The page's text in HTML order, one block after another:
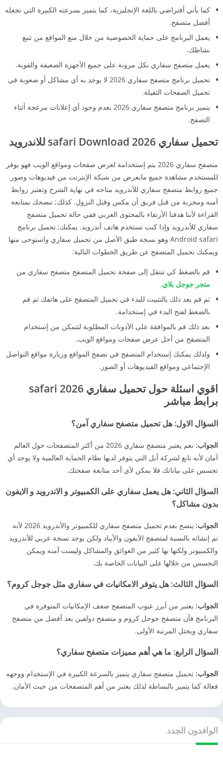
كما يأتي أفتراضي باللغة الإنجليزية، كما يتميز بسرعته الكبيرة التي تجعله
أفضل متصفح.
يعمل البرنامج على حماية الخصوصية من خلال منع المواقع من تتبع
نشاطك.
يعمل متصفح سفاري بكل مرونة على جميع الأجهزة الضعيفة والقوية.
تحميل برنامج متصفح سفاري 2026 لا يوجد به أي مشاكل أو صعوبة في
تحميل الصفحات الثقيلة.
يتميز برنامج متصفح سفاري 2026 بعدم وجود أي إعلانات مزعجة أثناء
التصفح.
تحميل سفاري 2026 safari Download للاندرويد
متصفح سفاري
2026 يتم إستخدامة لعرض صفحات ومواقع الويب فهو يوفر
للمستخدم مشاهدة جميع مايعرض من شبكة الإنترنت من فيديوهات وصور.
جميع روابط متصفح سفاري للأندرويد متاحه في نهاية الشرح وتعتبر روابط
آمنه ومجربة من قبل فريق أن مكس وقبل النزول. كذلك; ننصحك بمتابعة
القراءة لأننا هدفنا الأرتقاء بالمحتوى العربي ففي حالة تحميل متصفح
سفاري للأندرويد وإذا كنت تستخدم هاتف أندرويد. يمكنك; تحميل برنامج
Android safari وهو نسخة طبق الأصل من تحميل سفاري واستوحى منها
ويمكنك تحميل المتصفح عن طريق الخطوات التالية:
قم بالضغط كي تنتقل إلى صفحة تحميل المتصفح متصفح سفاري من
متجر جوجل بلاي.
ثم قم بعد ذلك بالتثبيت للبدء في تحميل المتصفح على هاتفك ثم قم
بالضغط لفتح البدء في إستخدامة.
بعد ذلك قم بالموافقة على الأذونات المطلوبة لتتمكن من إستخدام
المتصفح من أجل عرض صفحات ومواقع الويب.
ولذلك يمكنك إستخدام المتصفح في تصفح المواقع وزيارة مواقع التواصل
الإجتماعي ومواقع الفيديوهات أو الصور .
اقوي اسئلة حول تحميل سفاري 2026 safari
برابط مباشر
السؤال الاول: هل تحميل متصفح سفاري آمن؟
الجواب: نعم يعتبر متصفح سفاري 2026
من أكثر المتصفحات حول العالم
آمان لأنه تابع لشركة أبل التي يتوفر لديها نظام الحماية العالمية ولا يوجد أي
تجسس على بياناتك فلا يمكن لأي أحد متابعة صفحتك.
السؤال الثاني: هل يعمل سفاري على الكمبيوتر و الاندرويد و الايفون
بدون مشاكل؟
الجواب:
ينصح بعدم تحميل متصفح سفاري للكمبيوتر والأندرويد 2026 لأنه
تم إنشائه بالنسبة لمتصفح الآيفون والأيباد ولكن يوجد نسخة عربي للأندرويد
والكمبيوتر ولكنها بها كثير من العوائق والمشاكل وليست آمنه ويمكن
التجسس من خلالها على البيانات الخاصة بك.
السؤال الثالث: هل يتوفر الامكانيات في سفاري مثل جوجل كروم؟
الجواب: يعتبر من أبرز عيوب المتصفح ضعف الإمكانيات المتوفرة في
البرنامج فأن متصفح جوجل كروم و متصفح دولفين يعد أفضل من متصفح
سفاري ويحتل المرتبة الأولى.
السؤال الرابع: ما هي أهم مميزات متصفح سفاري؟
الجواب: تحميل متصفح سفاري يتميز بالسرعة الكبيرة في الإستخدام ووجهه
فعالة كما يتميز بالبساطة لذلك يعتبر من أهم المتصفحات من حيث الأمان.
الوافدون الجدد